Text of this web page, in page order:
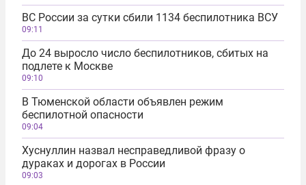
ВС России за сутки сбили 1134 беспилотника ВСУ
09:11
До 24 выросло число беспилотников, сбитых на
подлете к Москве
09:10
В Тюменской области объявлен режим
беспилотной опасности
09:04
Хуснуллин назвал несправедливой фразу о
дураках и дорогах в России
09:03